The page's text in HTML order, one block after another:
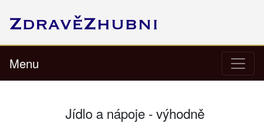
Menu
Jídlo a nápoje - výhodně